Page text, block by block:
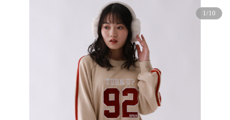
1/10